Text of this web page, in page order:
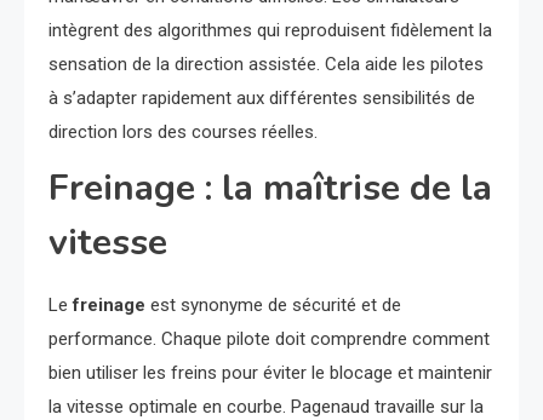
intègrent des algorithmes qui reproduisent fidèlement la
sensation de la direction assistée. Cela aide les pilotes
à s’adapter rapidement aux différentes sensibilités de
direction lors des courses réelles.
Freinage : la maîtrise de la
vitesse
Lefreinage est synonyme de sécurité et de
performance. Chaque pilote doit comprendre comment
bien utiliser les freins pour éviter le blocage et maintenir
la vitesse optimale en courbe. Pagenaud travaille sur la